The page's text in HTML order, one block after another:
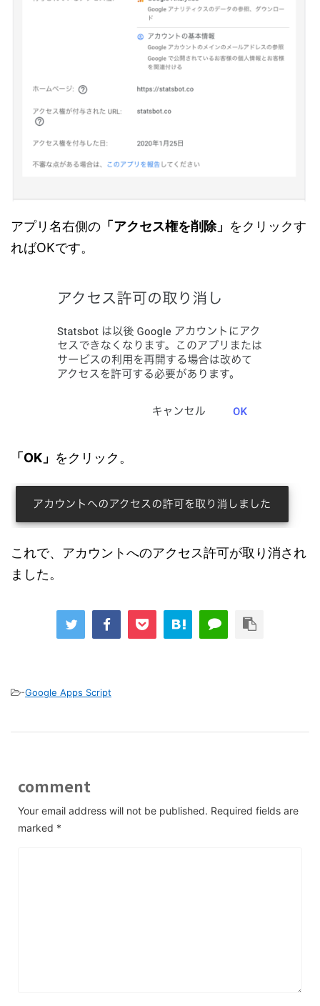
アプリ名右側の 「アクセス権を削除」 をクリックす
ればOKです。
「OK」 をクリック。
これで、アカウントへのアクセス許可が取り消され
ました。
-Google Apps Script
comment
Your email address will not be published. Required fields are
marked *